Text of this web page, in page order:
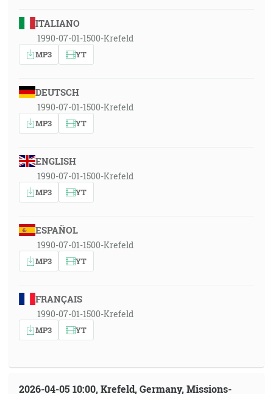
ITALIANO
1990-07-01-1500-Krefeld
MP3 YT
DEUTSCH
1990-07-01-1500-Krefeld
MP3 YT
ENGLISH
1990-07-01-1500-Krefeld
MP3 YT
ESPAÑOL
1990-07-01-1500-Krefeld
MP3 YT
FRANÇAIS
1990-07-01-1500-Krefeld
MP3 YT
2026-04-05 10:00, Krefeld, Germany, Missions-